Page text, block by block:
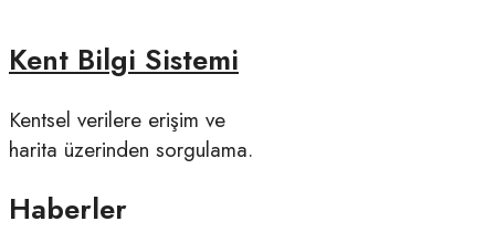
Kent Bilgi Sistemi
Kentsel verilere erişim ve
harita üzerinden sorgulama.
Haberler